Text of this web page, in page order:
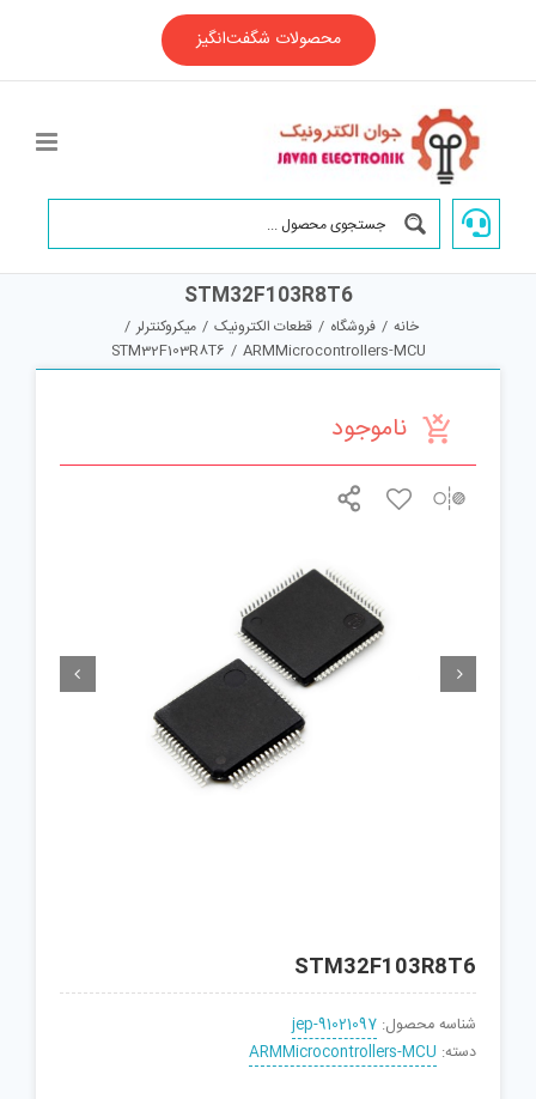
محصولات شگفت‌انگیز
STM32F103R8T6
خانه / فروشگاه / قطعات الکترونیک / میکروکنترلر /
ARMMicrocontrollers-MCU
/
STM32F103R8T6
ناموجود
 
STM32F103R8T6
شناسه محصول: jep-91021097
دسته: ARMMicrocontrollers-MCU